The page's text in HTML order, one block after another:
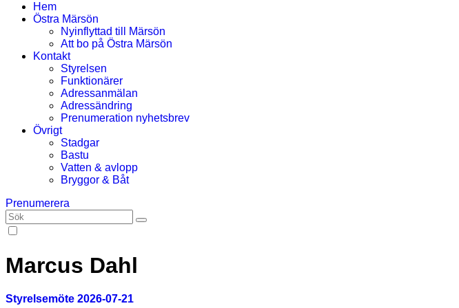
Hem
Östra Märsön
Nyinflyttad till Märsön
Att bo på Östra Märsön
Kontakt
Styrelsen
Funktionärer
Adressanmälan
Adressändring
Prenumeration nyhetsbrev
Övrigt
Stadgar
Bastu
Vatten & avlopp
Bryggor & Båt
Prenumerera
Marcus Dahl
Styrelsemöte 2026-07-21